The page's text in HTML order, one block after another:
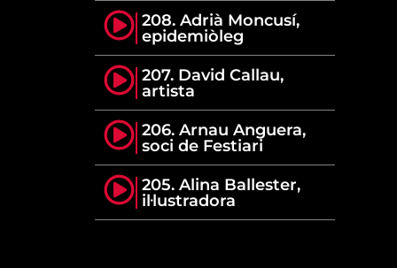
208. Adrià Moncusí,
epidemiòleg
207. David Callau,
artista
206. Arnau Anguera,
soci de Festiari
205. Alina Ballester,
il·lustradora